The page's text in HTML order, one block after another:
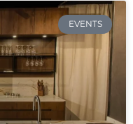
EVENTS